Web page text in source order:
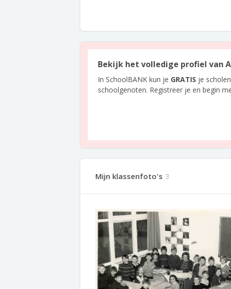
Bekijk het volledige profiel van
In SchoolBANK kun je GRATIS je
schoolgenoten. Registreer je en begin
Mijn klassenfoto's 3